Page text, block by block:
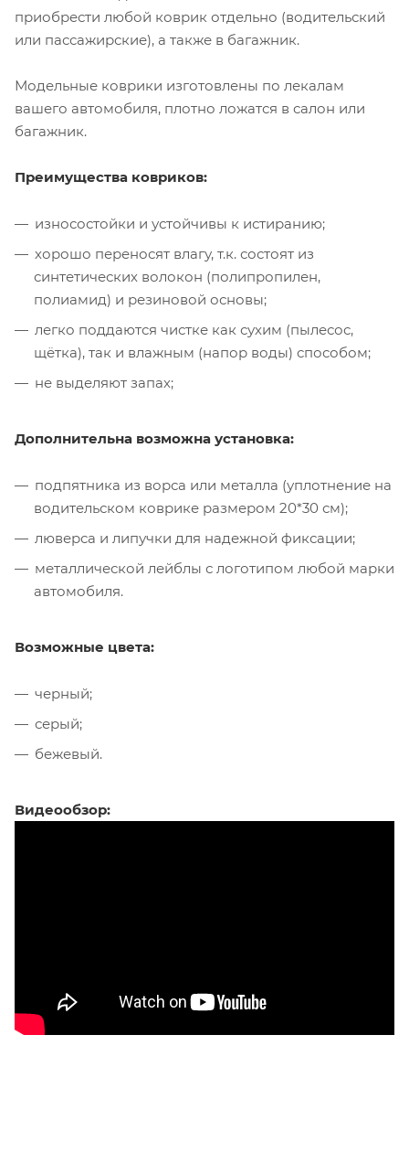
приобрести любой коврик отдельно (водительский
или пассажирские), а также в багажник.
Модельные коврики изготовлены по лекалам
вашего автомобиля, плотно ложатся в салон или
багажник.
Преимущества ковриков:
износостойки и устойчивы к истиранию;
хорошо переносят влагу, т.к. состоят из
синтетических волокон (полипропилен,
полиамид) и резиновой основы;
легко поддаются чистке как сухим (пылесос,
щётка), так и влажным (напор воды) способом;
не выделяют запах;
Дополнительна возможна установка:
подпятника из ворса или металла (уплотнение на
водительском коврике размером 20*30 см);
люверса и липучки для надежной фиксации;
металлической лейблы с логотипом любой марки
автомобиля.
Возможные цвета:
черный;
серый;
бежевый.
Видеообзор: